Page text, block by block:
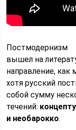
Постмодернизм
вышел на
направление, как
хотя русский
собой сумму
течений:
и необарокко.